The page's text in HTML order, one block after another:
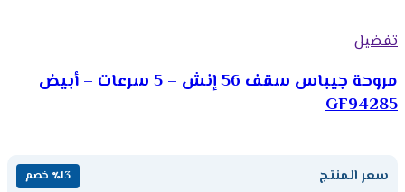
تفضيل
مروحة جيباس سقف 56 إنش – 5 سرعات – أبيض
GF94285
سعر المنتج ٪13 خصم